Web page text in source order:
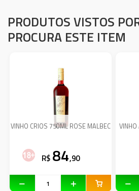
PRODUTOS VISTOS
PROCURA ESTE ITEM
VINHO CRIOS 750ML ROSE MALBEC
R$ 84,90